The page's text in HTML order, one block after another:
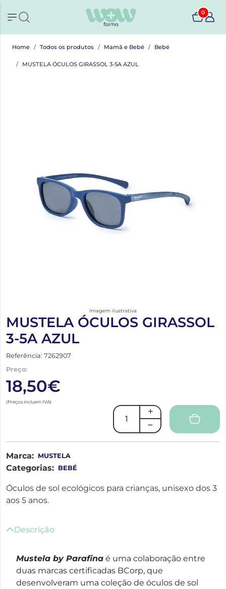
0
Home Todos os produtos Mamã e Bebé Bebé
MUSTELA ÓCULOS GIRASSOL 3-5A AZUL
Imagem ilustrativa
MUSTELA ÓCULOS GIRASSOL
3-5A AZUL
Referência: 7262907
Preço:
18,50€
(Preços incluem IVA)
Marca: MUSTELA
Categorias: BEBÉ
Óculos de sol ecológicos para crianças, unisexo dos 3
aos 5 anos.
Descrição
Mustela by Parafina é uma colaboração entre
duas marcas certificadas BCorp, que
desenvolveram uma coleção de óculos de sol